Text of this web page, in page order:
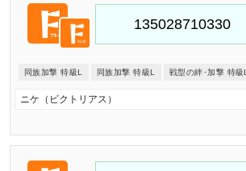
同族加撃 特級L 同族加撃 特級L 戦型の絆･加撃 特級L
ニケ（ビクトリアス）